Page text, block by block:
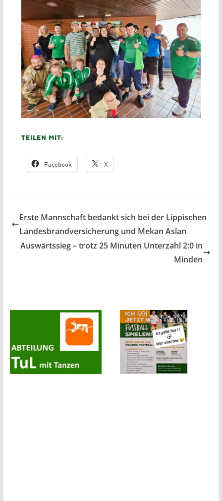
Teilen mit:
Facebook X
Erste Mannschaft bedankt sich bei der Lippischen
Landesbrandversicherung und Mekan Aslan
Auswärtssieg – trotz 25 Minuten Unterzahl 2:0 in
Minden